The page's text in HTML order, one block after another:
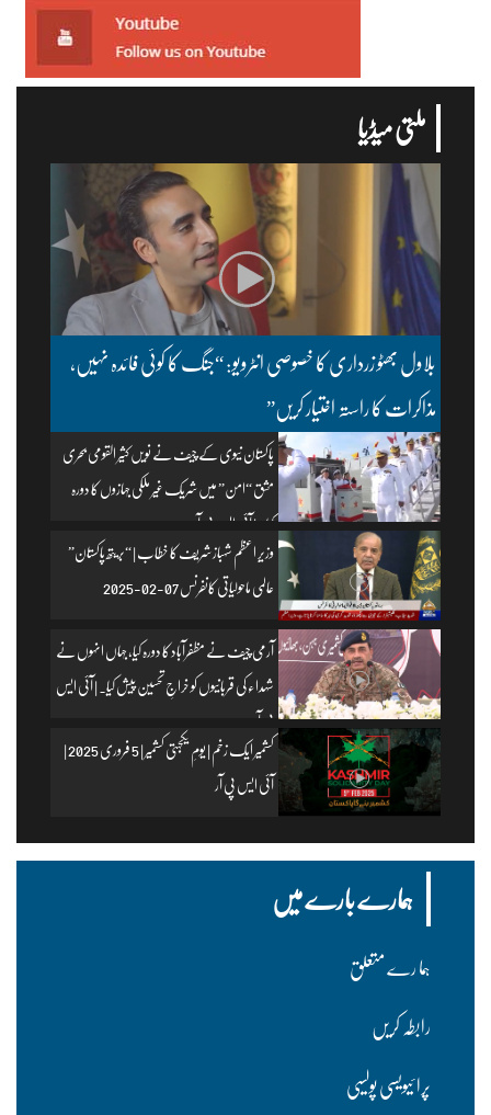
ملتی میڈیا
بلاول بھٹو زرداری کا خصوصی انٹرویو: “جنگ کا کوئی فائدہ نہیں،
مذاکرات کا راستہ اختیار کریں”
پاکستان نیوی کے چیف نے نویں کثیر القومی بحری
مشق “امن” میں شریک غیر ملکی جہازوں کا دورہ
کیا۔ | آئی ایس پی آر
وزیرِ اعظم شہباز شریف کا خطاب | “بریتھ پاکستان”
عالمی ماحولیاتی کانفرنس 07-02-2025
آرمی چیف نے مظفرآباد کا دورہ کیا، جہاں انہوں نے
شہداء کی قربانیوں کو خراجِ تحسین پیش کیا۔ | آئی ایس
پی آر
کشمیر ایک زخم | یومِ یکجہتی کشمیر | 5 فروری 2025 |
آئی ایس پی آر
ہمارے بارے میں
ہما رے متعلق
رابطہ کریں
پرا ئیویسی پولسیی